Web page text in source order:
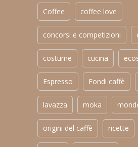
Coffee coffee love
concorsi e competizioni
costume cucina
Espresso Fondi caffè
lavazza moka
origini del caffè ricette